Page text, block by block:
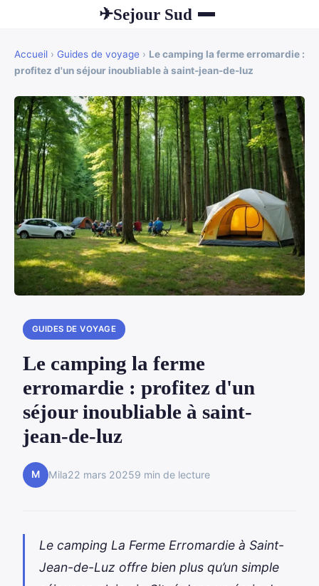
✈Sejour Sud
Accueil › Guides de voyage › Le camping la ferme erromardie :
profitez d'un séjour inoubliable à saint-jean-de-luz
GUIDES DE VOYAGE
Le camping la ferme
erromardie : profitez d'un
séjour inoubliable à saint-
jean-de-luz
M Mila22 mars 20259 min de lecture
Le camping La Ferme Erromardie à Saint-
Jean-de-Luz offre bien plus qu’un simple